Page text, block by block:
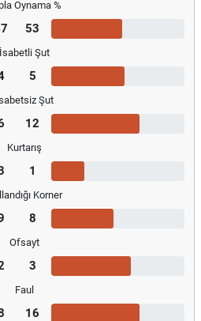
Oynama %
53
İsabetli Şut
5
Şut
12
Kurtarış
1
Korner
8
Ofsayt
3
Faul
16